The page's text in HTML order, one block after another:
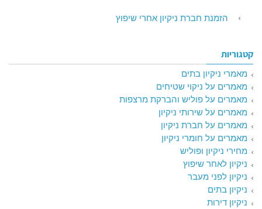
הזמנת חברת ניקיון אחרי שיפוץ
קטגוריות
מאמרי ניקיון בתים
מאמרים על ניקוי שטיחים
מאמרים על פוליש והברקת מרצפות
מאמרים על שירותי ניקיון
מאמרים על חברת ניקיון
מאמרים על חומרי ניקיון
מחירי ניקיון ופוליש
ניקיון לאחר שיפוץ
ניקיון לפני מעבר
ניקיון בתים
ניקיון דירות